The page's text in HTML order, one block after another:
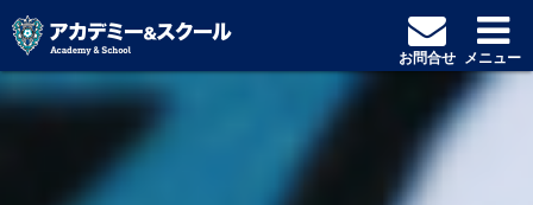
お問合せ メニュー